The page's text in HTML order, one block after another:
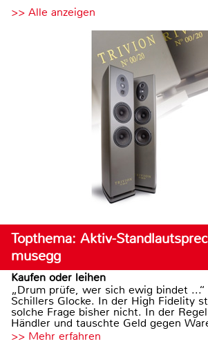
>> Alle anzeigen
Topthema: Aktiv-
musegg
Kaufen oder leihen
„Drum prüfe, wer sich ewig bindet
Schillers Glocke. In der High Fidelity
solche Frage bisher nicht. In der
Händler und tauschte Geld gegen
>> Mehr erfahren